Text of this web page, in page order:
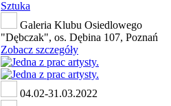
Sztuka
Galeria Klubu Osiedlowego
"Dębczak", os. Dębina 107, Poznań
Zobacz szczegóły
04.02-31.03.2022